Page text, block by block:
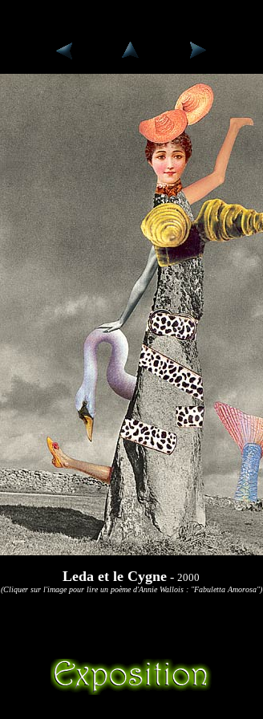
Leda et le Cygne - 2000
(Cliquer sur l'image pour lire un poème d'Annie Wallois : "Fabuletta Amorosa")